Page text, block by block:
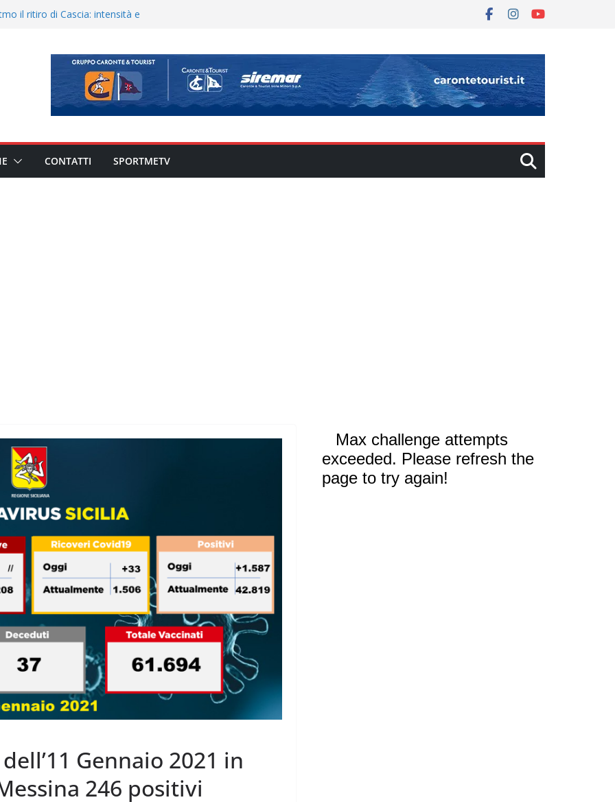
il ritiro di Cascia: intensità e
e allenamento congiunto.
il caso sul contratto del
Messina
CONTATTI SPORTMETV
Gennaio 2021 in
246 positivi